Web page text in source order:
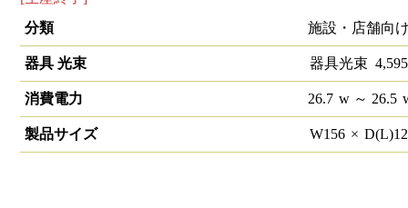
分類
施設・店舗向
器具 光束 器具光束 4,595
消費電力 26.7 w～ 26.5
製品サイズ W156 × D(L)